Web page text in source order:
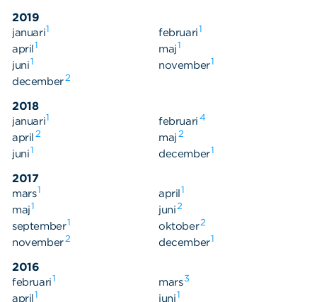
2019
januari1 februari1
april1 maj1
juni1 november1
december2
2018
januari1 februari 4
april 2 maj 2
juni1 december1
2017
mars1 april1
maj1 juni2
september1 oktober2
november2 december1
2016
februari1 mars3
april1 juni1